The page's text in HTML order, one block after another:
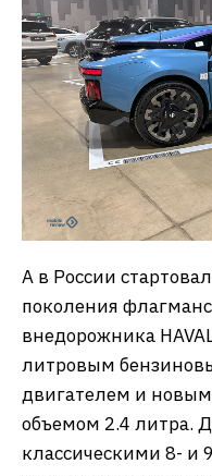
А в России
поколения
внедорожника
литровым
двигателем и
объемом 2.4 литра.
классическими 8- и